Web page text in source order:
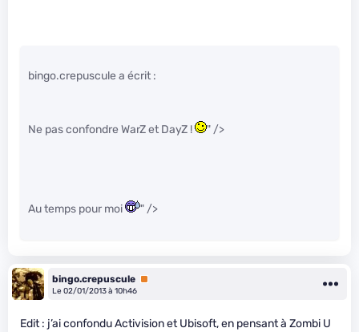
bingo.crepuscule a écrit :
Ne pas confondre WarZ et DayZ ! " />
Au temps pour moi " />
bingo.crepuscule Premium
Le 02/01/2013 à 10h46
Edit : j’ai confondu Activision et Ubisoft, en pensant à Zombi U